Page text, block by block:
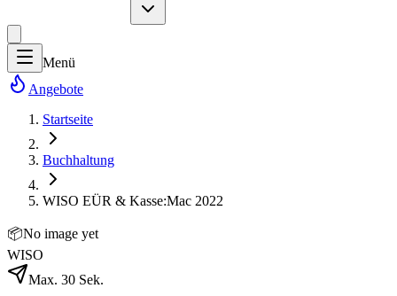
Menü
Angebote
Startseite
Buchhaltung
WISO EÜR & Kasse:Mac 2022
📦No image yet
WISO
Max. 30 Sek.